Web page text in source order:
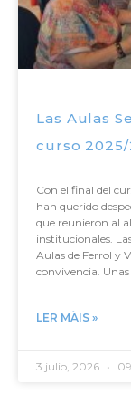
Las Aulas
curso 2025/
Con el final del
han querido
que reunieron al
institucionales.
Aulas de Ferrol y
convivencia.
LER MÀIS »
3 julio, 2026